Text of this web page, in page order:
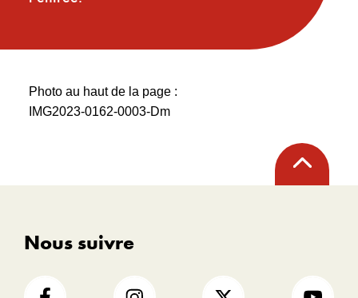
Photo au haut de la page :
IMG2023-0162-0003-Dm
Retour
en
Nous suivre